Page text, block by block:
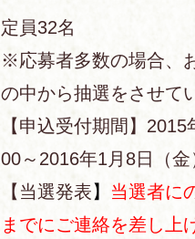
定員32名
※応募者多数の場合、
の中から抽選をさせて
【申込受付期間】
00～2016年1月8日（
【当選発表】 当選者に
までにご連絡を差し上